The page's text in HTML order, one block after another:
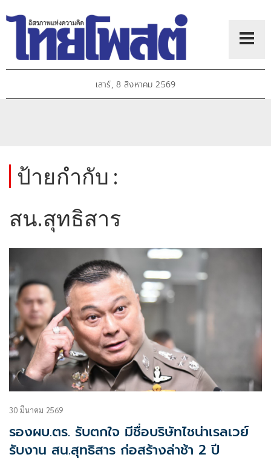
เสาร์, 8 สิงหาคม 2569
ป้ายกำกับ :
สน.สุทธิสาร
30 มีนาคม 2569
รองผบ.ตร. รับตกใจ มีชื่อบริษัทไชน่าเรลเวย์
รับงาน สน.สุทธิสาร ก่อสร้างล่าช้า 2 ปี